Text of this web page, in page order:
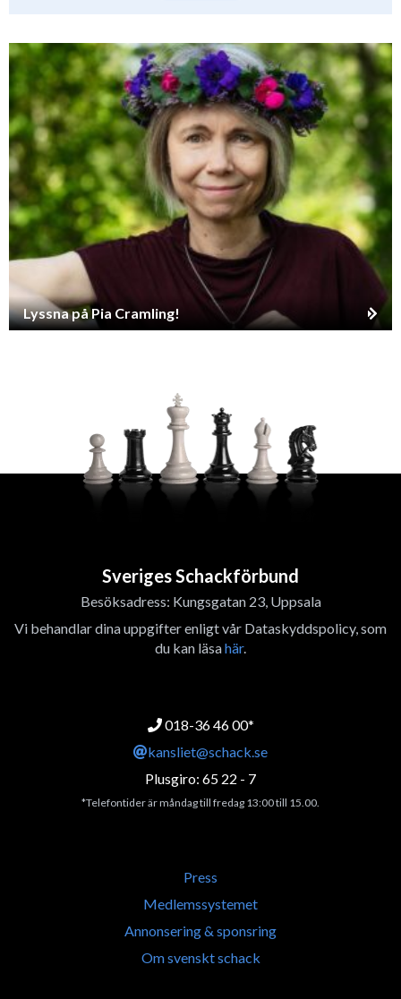
Lyssna på Pia Cramling!
Sveriges Schackförbund
Besöksadress: Kungsgatan 23, Uppsala
Vi behandlar dina uppgifter enligt vår Dataskyddspolicy, som
du kan läsahär.
018-36 46 00*
kansliet@schack.se
Plusgiro: 65 22 - 7
*Telefontider är måndag till fredag 13:00 till 15.00.
Press
Medlemssystemet
Annonsering & sponsring
Om svenskt schack